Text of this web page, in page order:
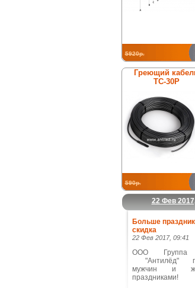
5920р.
Греющий
ТС-30Р
590р.
22 Фев
Больше
скидка
22 Фев 2017, 09:41
ООО Группа
"Антилёд"
мужчин и
праздниками!